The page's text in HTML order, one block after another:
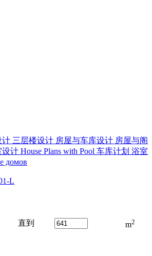
计 三层楼设计 房屋与车库设计 房屋与阁
设计 House Plans with Pool 车库计划 浴室
домов
L
直到 m2